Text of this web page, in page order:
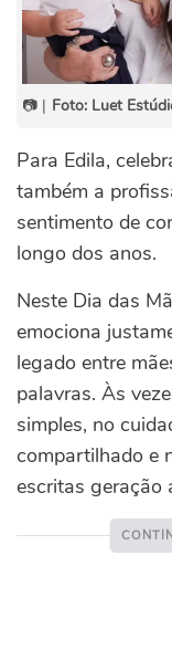
📷 | Foto: Luet
Para Edila,
também a
sentimento de
longo dos anos.
Neste Dia das
emociona
legado entre
palavras. Às
simples, no
compartilhado e
escritas geração